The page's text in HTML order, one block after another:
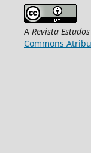
A Revista
Commons